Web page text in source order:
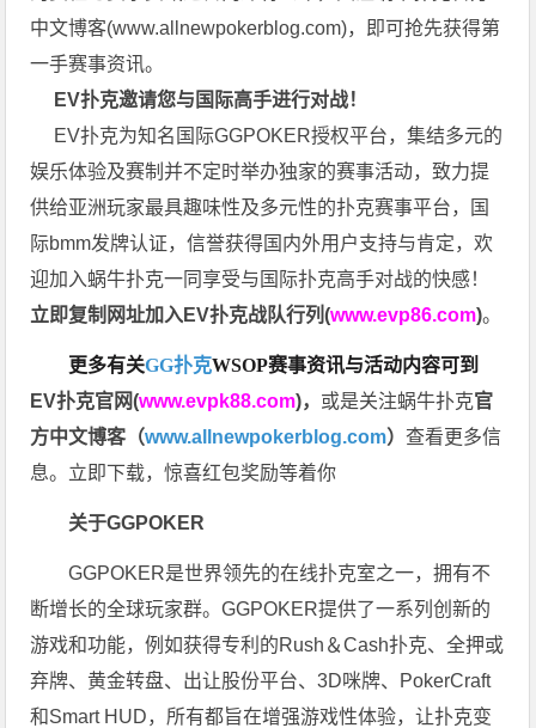
中文博客(www.allnewpokerblog.com)，即可抢先获得第
一手赛事资讯。
EV扑克邀请您与国际高手进行对战！
EV扑克为知名国际GGPOKER授权平台，集结多元的
娱乐体验及赛制并不定时举办独家的赛事活动，致力提
供给亚洲玩家最具趣味性及多元性的扑克赛事平台，国
际bmm发牌认证，信誉获得国内外用户支持与肯定，欢
迎加入蜗牛扑克一同享受与国际扑克高手对战的快感！
立即复制网址加入EV扑克战队行列(www.evp86.com)。
更多有关GG扑克WSOP赛事资讯与活动内容可到
EV扑克官网(www.evpk88.com)， 或是关注蜗牛扑克官
方中文博客（www.allnewpokerblog.com）查看更多信
息。立即下载，惊喜红包奖励等着你
关于GGPOKER
GGPOKER是世界领先的在线扑克室之一，拥有不
断增长的全球玩家群。GGPOKER提供了一系列创新的
游戏和功能，例如获得专利的Rush＆Cash扑克、全押或
弃牌、黄金转盘、出让股份平台、3D咪牌、PokerCraft
和Smart HUD，所有都旨在增强游戏性体验，让扑克变